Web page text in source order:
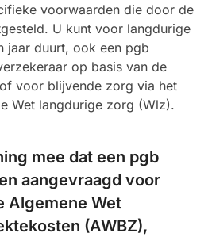
voorwaarden die door de
U kunt voor langdurige
jaar duurt, ook een pgb
op basis van de
voor blijvende zorg via het
Wet langdurige zorg (Wlz).
mee dat een pgb
aangevraagd voor
Algemene Wet
(AWBZ),